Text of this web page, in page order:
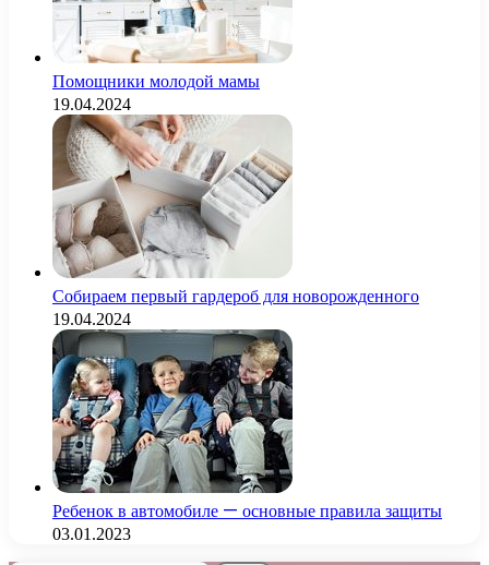
Помощники молодой мамы
19.04.2024
Собираем первый гардероб для новорожденного
19.04.2024
Ребенок в автомобиле — основные правила защиты
03.01.2023